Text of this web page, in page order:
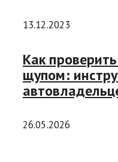
13.12.2023
Как
щупом:
26.05.2026